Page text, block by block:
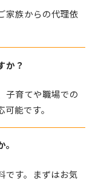
家族からの代理依
か？
子育てや職場での
能です。
です。まずはお気